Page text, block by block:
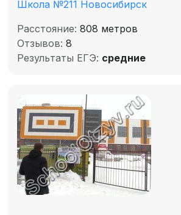
Школа №211 Новосибирск
Расстояние: 808 метров
Отзывов: 8
Результаты ЕГЭ: средние